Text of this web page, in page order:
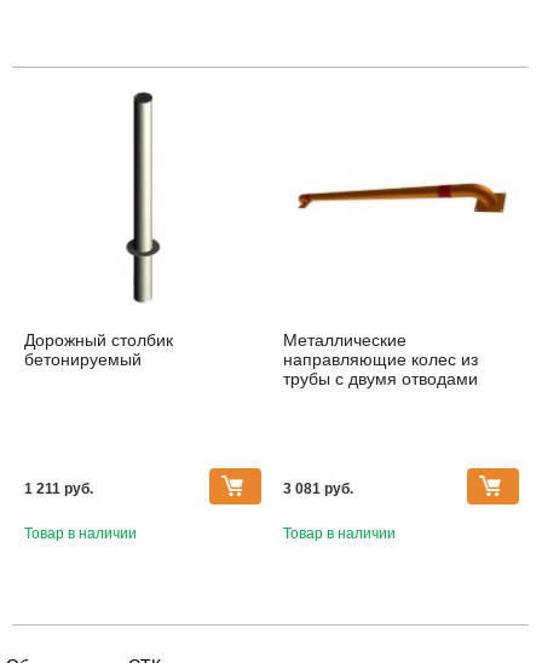
Дорожный столбик
бетонируемый
1 211 pуб.
Товар в наличии
Металлические
направляющие колес из
трубы с двумя отводами
3 081 pуб.
Товар в наличии